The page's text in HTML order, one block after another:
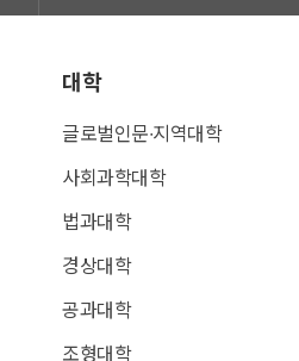
대학
글로벌인문∙지역대학
사회과학대학
법과대학
경상대학
공과대학
조형대학